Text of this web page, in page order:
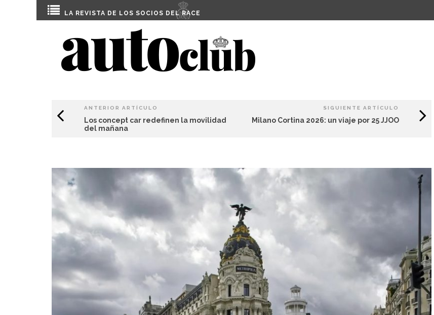
LA REVISTA DE LOS SOCIOS DEL RACE
ANTERIOR ARTÍCULO
Los concept car redefinen la movilidad
del mañana
SIGUIENTE ARTÍCULO
Milano Cortina 2026: un viaje por 25 JJOO